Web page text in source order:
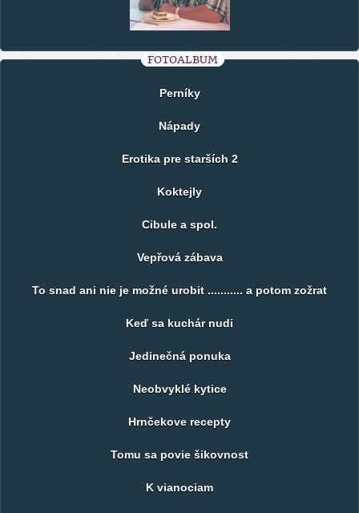
FOTOALBUM
Perníky
Nápady
Erotika pre starších 2
Koktejly
Cibule a spol.
Vepřová zábava
To snad ani nie je možné urobit ........... a potom zožrat
Keď sa kuchár nudi
Jedinečná ponuka
Neobvyklé kytice
Hrnčekove recepty
Tomu sa povie šikovnost
K vianociam